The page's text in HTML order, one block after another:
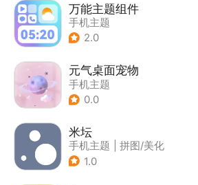
万能主题组件
手机主题
2.0
元气桌面宠物
手机主题
0.0
米坛
手机主题
拼图/美化
1.0